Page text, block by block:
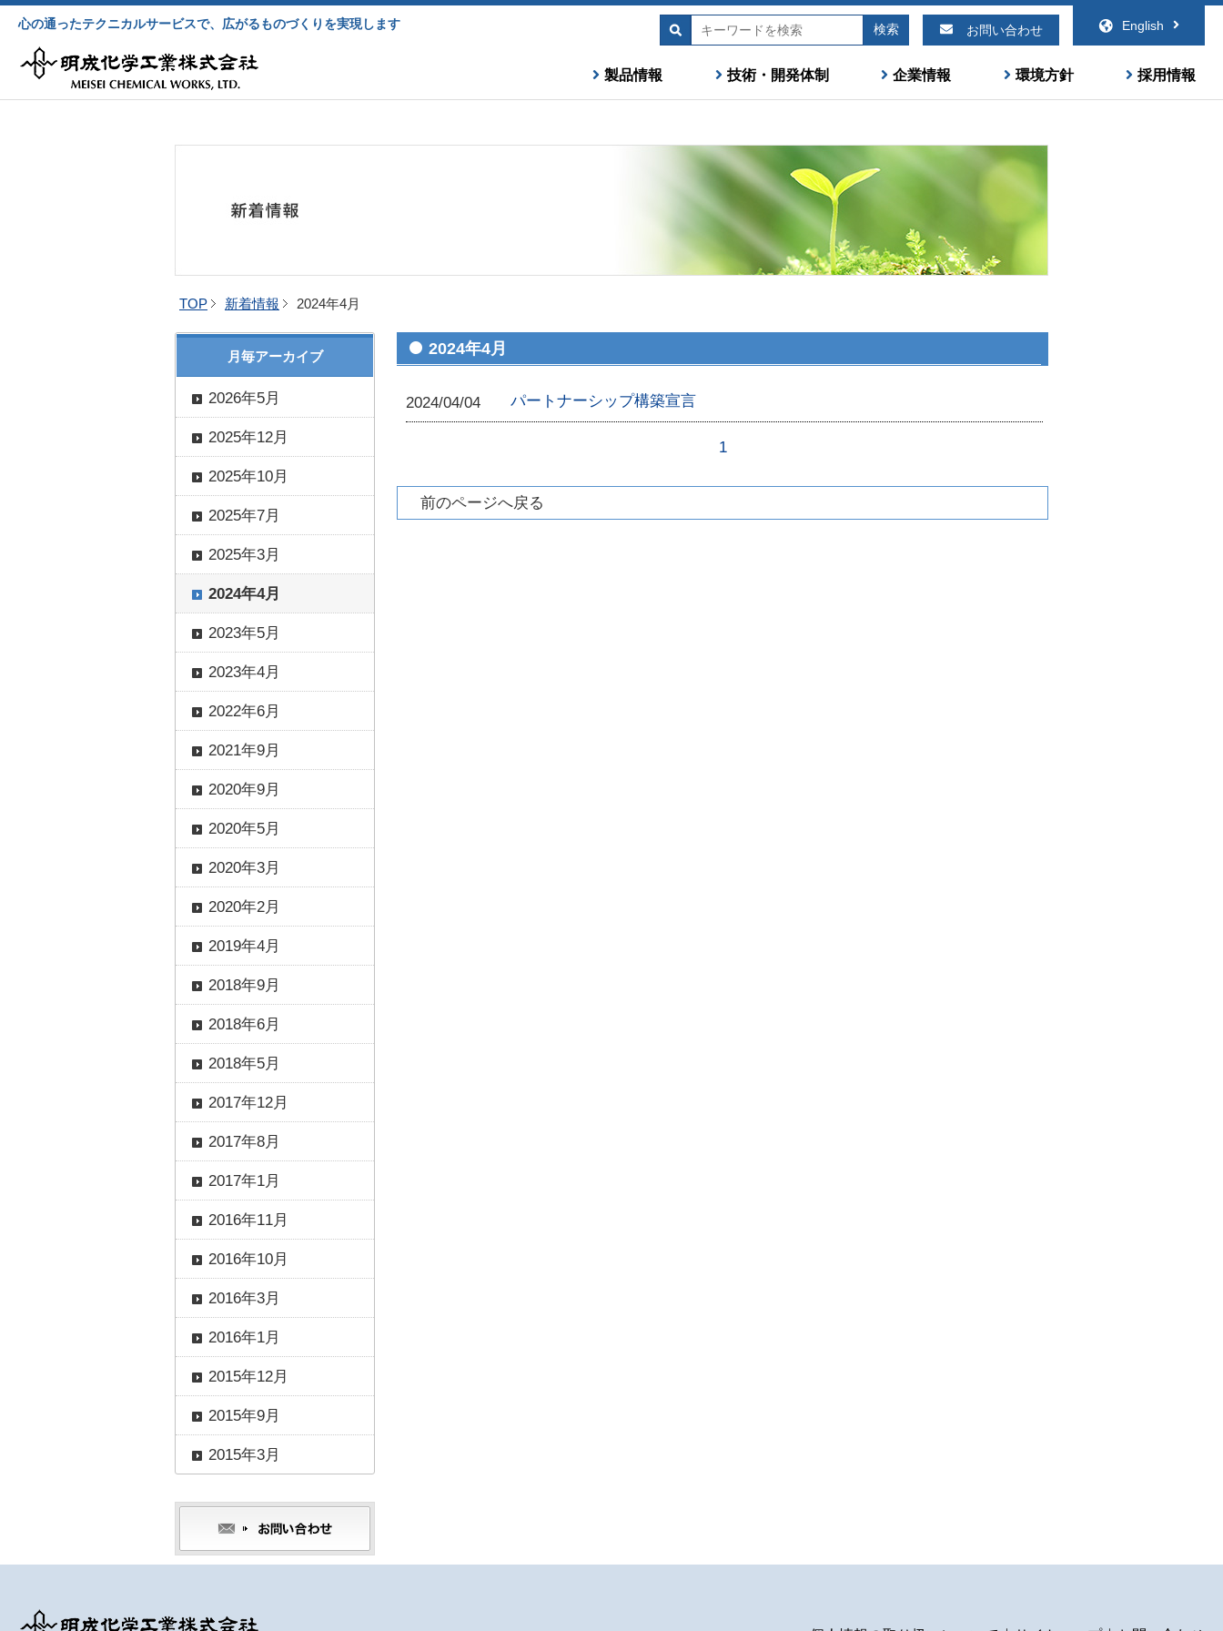
心の通ったテクニカルサービスで、広がるものづくりを実現します お問い合わせ English
製品情報 技術・開発体制 企業情報 環境方針 採用情報
TOP 新着情報 2024年4月
2024年4月
2024/04/04 パートナーシップ構築宣言
1
前のページへ戻る
月毎アーカイブ
2026年5月
2025年12月
2025年10月
2025年7月
2025年3月
2024年4月
2023年5月
2023年4月
2022年6月
2021年9月
2020年9月
2020年5月
2020年3月
2020年2月
2019年4月
2018年9月
2018年6月
2018年5月
2017年12月
2017年8月
2017年1月
2016年11月
2016年10月
2016年3月
2016年1月
2015年12月
2015年9月
2015年3月